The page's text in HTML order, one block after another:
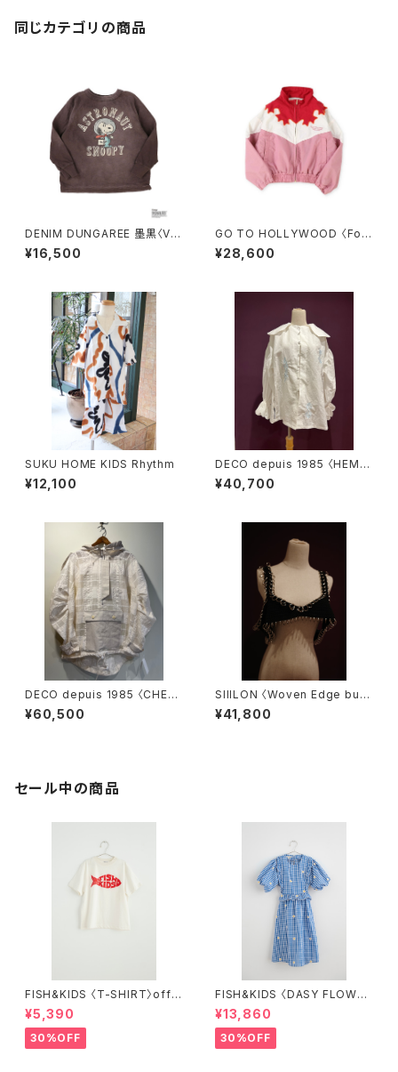
同じカテゴリの商品
DENIM DUNGAREE 墨黒〈Vin
tage Cotton Jersey SNOO
PY ASTRONAUT Tee〉
¥16,500
GO TO HOLLYWOOD 〈Folk
lore Nylon Jacket〉RED
¥28,600
SUKU HOME KIDS Rhythm
¥12,100
DECO depuis 1985 〈HEMP
COTTON LACE SHIRTS〉
¥40,700
DECO depuis 1985 〈CHEC
K JQ JUMPER〉
¥60,500
SIIILON 〈Woven Edge bust
ier〉
¥41,800
セール中の商品
FISH&KIDS 〈T-SHIRT〉off
white
¥5,390
30%OFF
FISH&KIDS 〈DASY FLOWER
S DRESS〉
¥13,860
30%OFF